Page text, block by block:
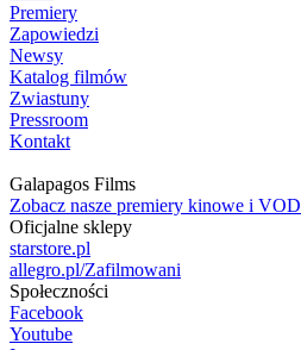
Premiery
Zapowiedzi
Newsy
Katalog filmów
Zwiastuny
Pressroom
Kontakt
Galapagos Films
Zobacz nasze premiery kinowe i VOD
Oficjalne sklepy
starstore.pl
allegro.pl/Zafilmowani
Społeczności
Facebook
Youtube